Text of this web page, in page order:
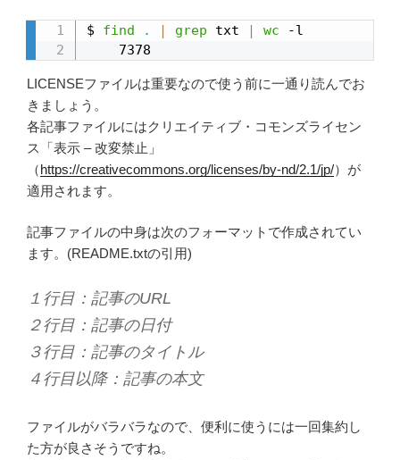
$ find . | grep txt | wc -l
    7378
LICENSEファイルは重要なので使う前に一通り読んでお
きましょう。
各記事ファイルにはクリエイティブ・コモンズライセン
ス「表示 – 改変禁止」
（https://creativecommons.org/licenses/by-nd/2.1/jp/）が
適用されます。
記事ファイルの中身は次のフォーマットで作成されてい
ます。(README.txtの引用)
１行目：記事のURL
２行目：記事の日付
３行目：記事のタイトル
４行目以降：記事の本文
ファイルがバラバラなので、便利に使うには一回集約し
た方が良さそうですね。